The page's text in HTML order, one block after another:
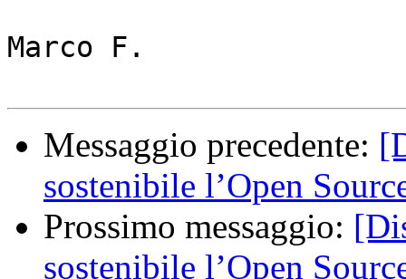
Marco F.
Messaggio precedente:
sostenibile l’Open
Prossimo messaggio:
sostenibile l’Open